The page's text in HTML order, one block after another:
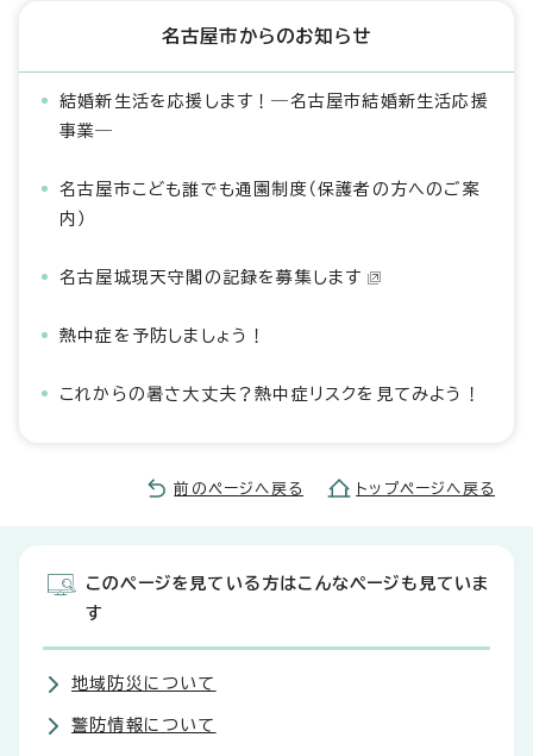
名古屋市からのお知らせ
結婚新生活を応援します！―名古屋市結婚新生活応援
事業―
名古屋市こども誰でも通園制度（保護者の方へのご案
内）
名古屋城現天守閣の記録を募集します
熱中症を予防しましょう！
これからの暑さ大丈夫？熱中症リスクを見てみよう！
前のページへ戻る トップページへ戻る
このページを見ている方はこんなページも見ていま
す
地域防災について
警防情報について